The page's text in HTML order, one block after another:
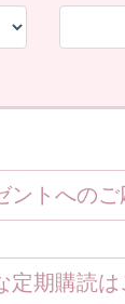
ントへのご
定期購読は